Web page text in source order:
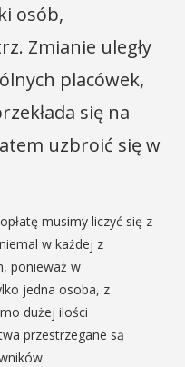
osób,
Zmianie uległy
placówek,
się na
uzbroić się w
musimy liczyć się z
w każdej z
ponieważ w
jedna osoba, z
dużej ilości
przestrzegane są